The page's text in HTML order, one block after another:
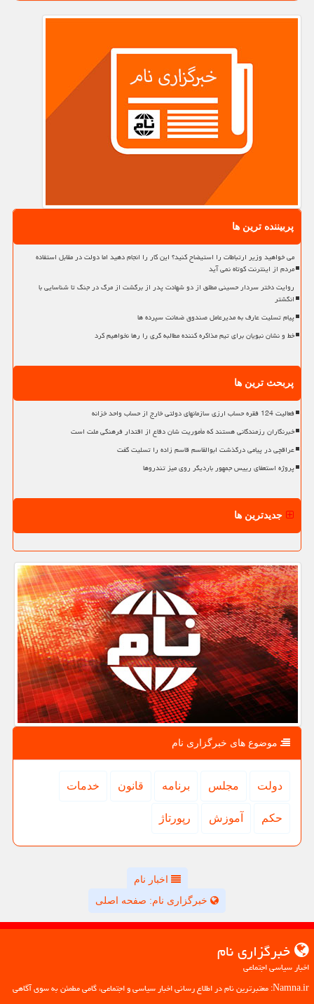
پربیننده ترین ها
می خواهید وزیر ارتباطات را استیضاح کنید؟ این کار را انجام دهید اما دولت در مقابل استفاده
مردم از اینترنت کوتاه نمی آید
روایت دختر سردار حسینی مطلق از دو شهادت پدر از برگشت از مرگ در جنگ تا شناسایی با
انگشتر
پیام تسلیت عارف به مدیرعامل صندوق ضمانت سپرده ها
خط و نشان نبویان برای تیم مذاکره کننده مطالبه گری را رها نخواهیم کرد
پربحث ترین ها
فعالیت 124 فقره حساب ارزی سازمانهای دولتی خارج از حساب واحد خزانه
خبرنگاران رزمندگانی هستند که مأموریت شان دفاع از اقتدار فرهنگی ملت است
عراقچی در پیامی درگذشت ابوالقاسم قاسم زاده را تسلیت گفت
پروژه استعفای رییس جمهور باردیگر روی میز تندروها
جدیدترین ها
موضوع های خبرگزاری نام
دولت مجلس برنامه قانون خدمات
حكم آموزش رپورتاژ
اخبار نام
خبرگزاری نام: صفحه اصلی
خبرگزاری نام
اخبار سیاسی اجتماعی
Namna.ir: معتبرترین نام در اطلاع رسانی اخبار سیاسی و اجتماعی، گامی مطمئن به سوی آگاهی